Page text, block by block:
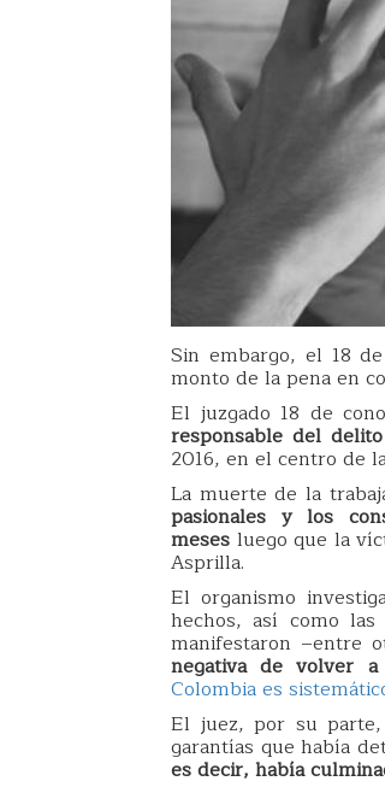
Sin embargo, el 18
monto de la pena en
El juzgado 18 de
responsable del
2016, en el centro de
La muerte de la
pasionales y los
meses luego que la
Asprilla.
El organismo
hechos, así como
manifestaron –entre
negativa de volver
Colombia es
El juez, por su
garantías que había
es decir, había